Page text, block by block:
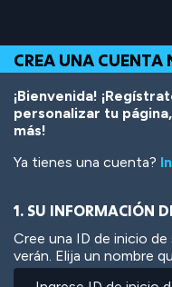
Top
of
Page
Navigation
Main
Content
Footer
contenido
principal
CREA UNA CUENTA
¡Bienvenida!
personalizar tu
más!
Ya tienes una cuenta?
1. SU INFORMACIÓN
Cree una ID de inicio
verán. Elija un nombre